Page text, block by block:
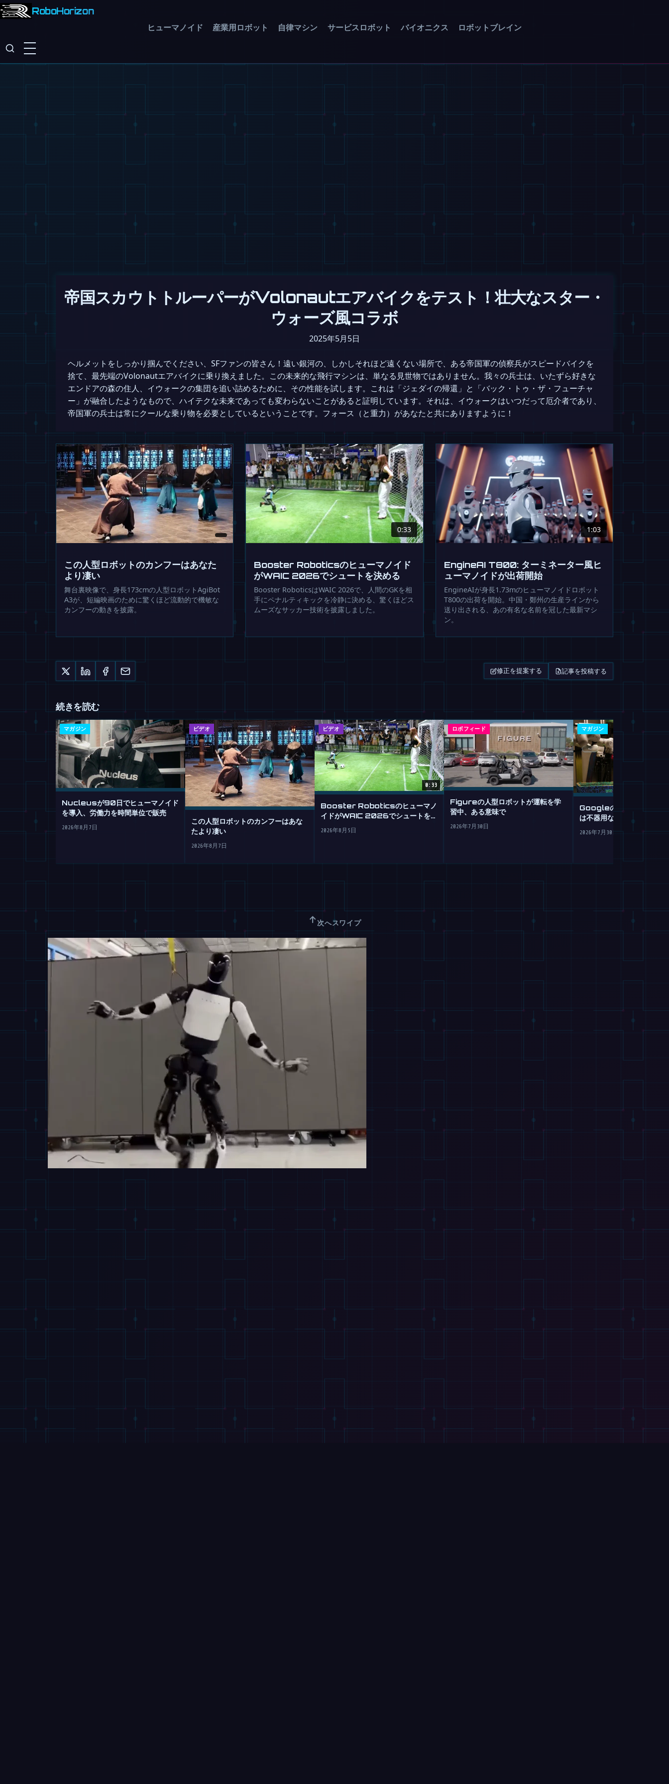
RoboHorizon
ヒューマノイド 産業用ロボット 自律マシン サービスロボット バイオニクス ロボットブレイン
帝国スカウトトルーパーがVolonautエアバイクをテスト！壮大なスター・
ウォーズ風コラボ
2025年5月5日
ヘルメットをしっかり掴んでください、SFファンの皆さん！遠い銀河の、しかしそれほど遠くない場所で、ある帝国軍の偵察兵がスピードバイクを
捨て、最先端のVolonautエアバイクに乗り換えました。この未来的な飛行マシンは、単なる見世物ではありません。我々の兵士は、いたずら好きな
エンドアの森の住人、イウォークの集団を追い詰めるために、その性能を試します。これは「ジェダイの帰還」と「バック・トゥ・ザ・フューチャ
ー」が融合したようなもので、ハイテクな未来であっても変わらないことがあると証明しています。それは、イウォークはいつだって厄介者であり、
帝国軍の兵士は常にクールな乗り物を必要としているということです。フォース（と重力）があなたと共にありますように！
この人型ロボットのカンフーはあなた
より凄い
舞台裏映像で、身長173cmの人型ロボットAgiBot
A3が、短編映画のために驚くほど流動的で機敏な
カンフーの動きを披露。
0:33
Booster Roboticsのヒューマノイド
がWAIC 2026でシュートを決める
Booster RoboticsはWAIC 2026で、人間のGKを相
手にペナルティキックを冷静に決める、驚くほどス
ムーズなサッカー技術を披露しました。
1:03
EngineAI T800: ターミネーター風ヒ
ューマノイドが出荷開始
EngineAIが身長1.73mのヒューマノイドロボット
T800の出荷を開始。中国・鄭州の生産ラインから
送り出される、あの有名な名前を冠した最新マシ
ン。
修正を提案する 記事を投稿する
続きを読む
マガジン
Nucleusが90日でヒューマノイド
を導入、労働力を時間単位で販売
2026年8月7日
ビデオ
この人型ロボットのカンフーはあな
たより凄い
2026年8月7日
ビデオ
0:33
Booster Roboticsのヒューマノ
イドがWAIC 2026でシュートを決
める
2026年8月5日
ロボフィード
Figureの人型ロボットが運転を学
習中、ある意味で
2026年7月30日
マガジン
GoogleのGemini
は不器用なロボットへの脳
2026年7月30日
↑次へスワイプ